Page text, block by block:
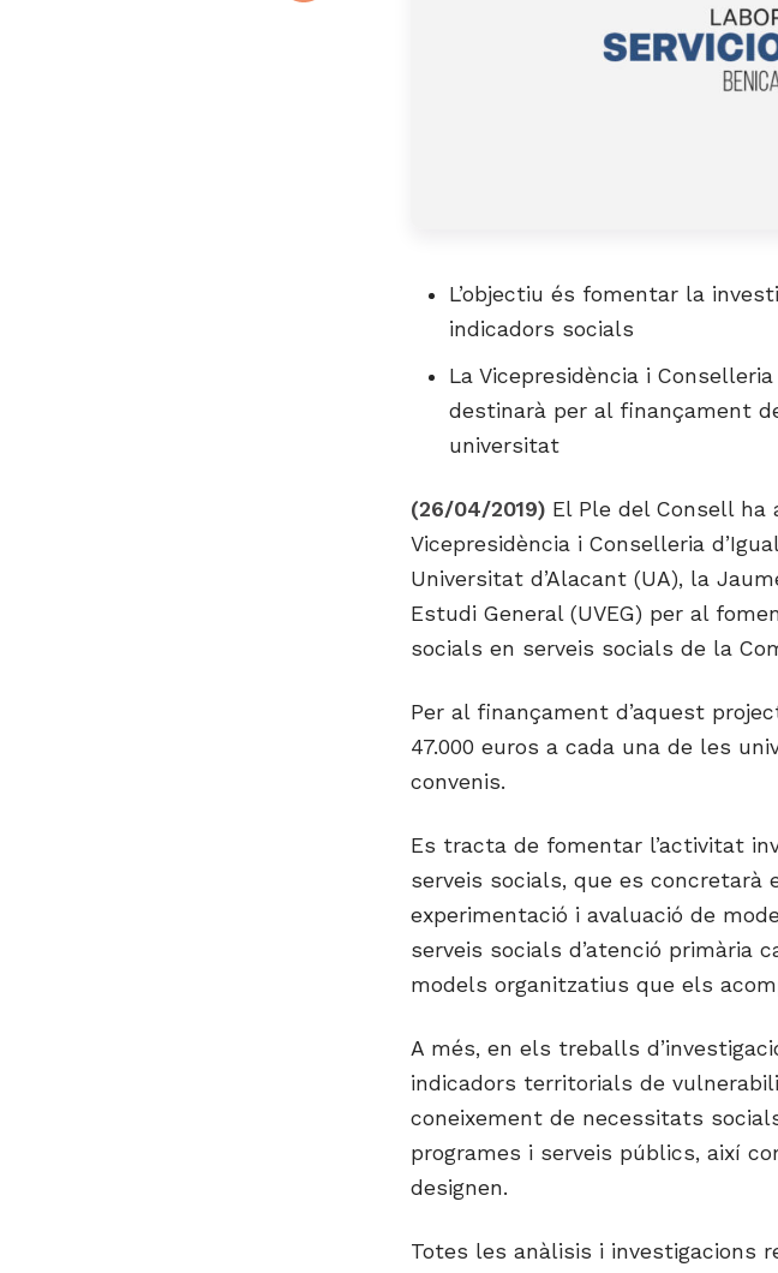
L’objectiu és fomentar la
indicadors socials
La Vicepresidència i
destinarà per al finançament
universitat
(26/04/2019) El Ple del Consell
Vicepresidència i Conselleria
Universitat d’Alacant (UA), la
Estudi General (UVEG) per al
socials en serveis socials de la
Per al finançament d’aquest
47.000 euros a cada una de les
convenis.
Es tracta de fomentar l’activitat
serveis socials, que es concretarà
experimentació i avaluació de
serveis socials d’atenció primària
models organitzatius que els
A més, en els treballs
indicadors territorials de
coneixement de necessitats
programes i serveis públics, així
designen.
Totes les anàlisis i investigacions